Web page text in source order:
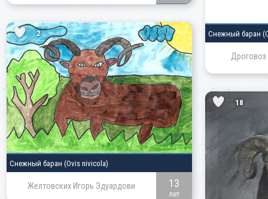
Снежный баран
Дроговоз
2
Снежный баран (Ovis nivicola)
Желтовских Игорь Эдуардови 13
лет
18